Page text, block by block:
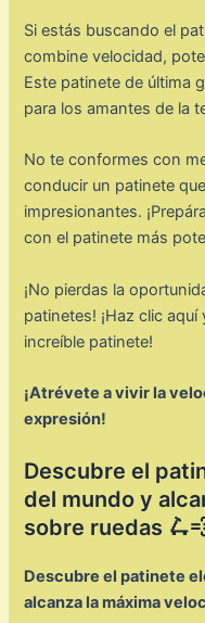
Si estás buscando el
combine velocidad,
Este patinete de última
para los amantes de la
No te conformes con
conducir un patinete
impresionantes.
con el patinete más
¡No pierdas la
patinetes! ¡Haz clic
increíble patinete!
¡Atrévete a vivir la
expresión!
Descubre el
del mundo y
sobre ruedas
Descubre el patinete
alcanza la máxima